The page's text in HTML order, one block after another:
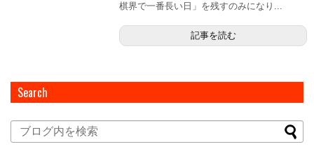
棋界で一番長い日」を残すのみになり...
記事を読む
Search